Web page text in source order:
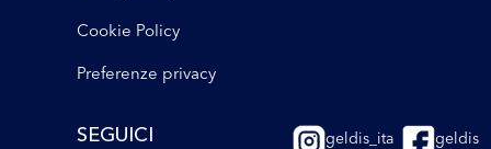
Cookie Policy
Preferenze privacy
SEGUICI geldis_ita geldis